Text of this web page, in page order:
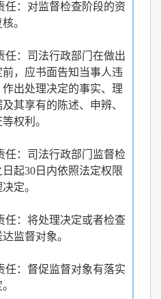
任：对监督检查阶段的资
。
任：司法行政部门在做出
前，应书面告知当事人违
作出处理决定的事实、理
其享有的陈述、申辨、
权利。
任：司法行政部门监督检
起30日内依照法定权限
定。
任：将处理决定或者检查
监督对象。
任：督促监督对象有落实